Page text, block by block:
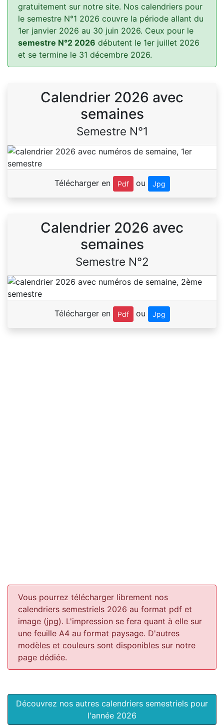
gratuitement sur notre site. Nos calendriers pour
le semestre N°1 2026 couvre la période allant du
1er janvier 2026 au 30 juin 2026. Ceux pour le
semestre N°2 2026 débutent le 1er juillet 2026
et se termine le 31 décembre 2026.
Calendrier 2026 avec
semaines
Semestre N°1
Télécharger en Pdf ou Jpg
Calendrier 2026 avec
semaines
Semestre N°2
Télécharger en Pdf ou Jpg
Vous pourrez télécharger librement nos
calendriers semestriels 2026 au format pdf et
image (jpg). L'impression se fera quant à elle sur
une feuille A4 au format paysage. D'autres
modèles et couleurs sont disponibles sur notre
page dédiée.
Découvrez nos autres calendriers semestriels pour
l'année 2026